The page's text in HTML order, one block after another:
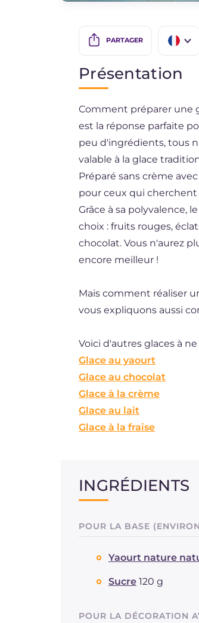
PARTAGER
DE
ES
BR
NL
Présentation
Comment préparer une
est la réponse parfaite
peu d'ingrédients, tous
valable à la glace
Préparé sans crème
pour ceux qui cherchent
Grâce à sa polyvalence,
choix : fruits rouges,
chocolat. Vous n'aurez
encore meilleur !
Mais comment réaliser
vous expliquons aussi
Voici d'autres glaces à
Glace au yaourt
Glace au chocolat
Glace à la crème
Glace au lait
Glace à la fraise
INGRÉDIENTS
POUR LA BASE
Yaourt nature
Sucre 120 g
POUR LA DÉCORATION